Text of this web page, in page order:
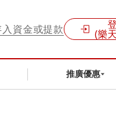
入資金或提款 (樂
推廣優惠